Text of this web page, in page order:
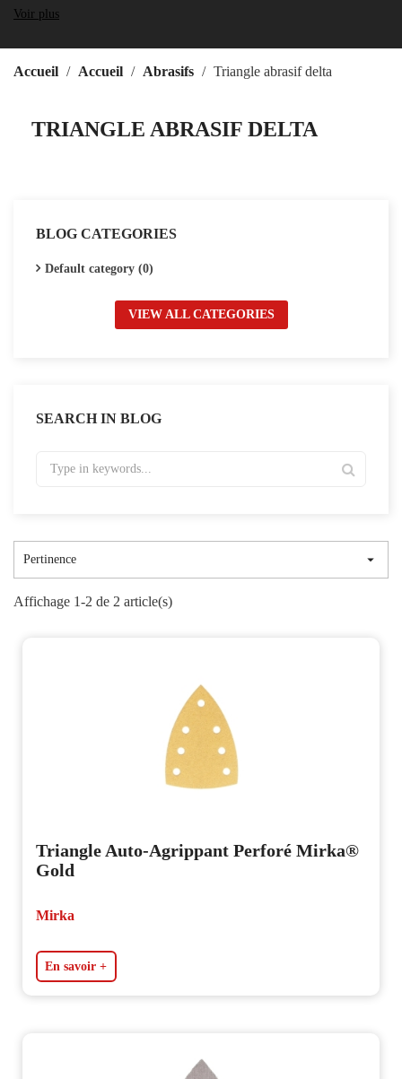
abrasif assure une abrasion uniforme et un excellent contrôle, ce
qui le rend particulièrement utile dans les applications de
ponçage, de l'élimination des défauts à la préparation de surfaces
Voir plus
Accueil Accueil Abrasifs Triangle abrasif delta
TRIANGLE ABRASIF DELTA
BLOG CATEGORIES
Default category (0)
VIEW ALL CATEGORIES
SEARCH IN BLOG
Pertinence 
Affichage 1-2 de 2 article(s)
Triangle Auto-Agrippant Perforé Mirka®
Gold
Mirka
En savoir +